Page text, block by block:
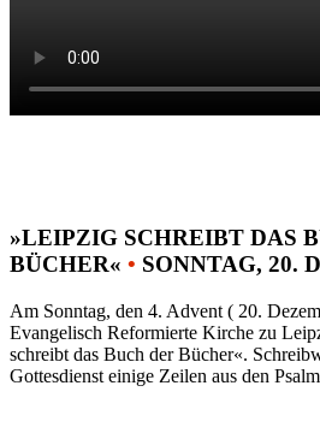
»LEIPZIG SCHREIBT DAS
BÜCHER« • SONNTAG, 20.
Am Sonntag, den 4. Advent ( 20.
Evangelisch Reformierte Kirche zu
schreibt das Buch der Bücher«.
Gottesdienst einige Zeilen aus den